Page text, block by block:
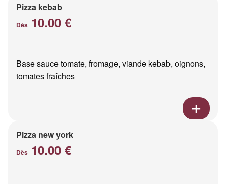
Pizza kebab
Dès 10.00 €
Base sauce tomate, fromage, viande kebab, oignons,
tomates fraîches
Pizza new york
Dès 10.00 €